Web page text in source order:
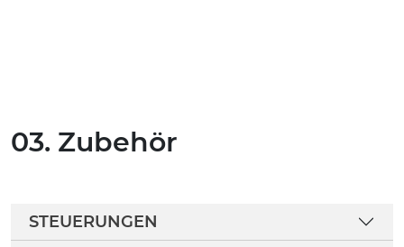
03. Zubehör
STEUERUNGEN